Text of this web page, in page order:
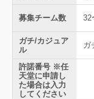
募集チーム数 32
ガチ/カジュア
ル
ガ
許諾番号 ※任
天堂に申請し
た場合は入力
してください